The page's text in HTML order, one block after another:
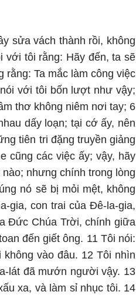
sửa vách thành rồi, không
với tôi rằng: Hãy đến, ta sẽ
rằng: Ta mắc làm công việc
với tôi bốn lượt như vậy;
thơ không niêm nơi tay; 6
dấy loạn; tại cớ ấy, nên
tiên tri đặng truyền giảng
cũng các việc ấy; vậy, hãy
nhưng chính trong lòng
nó sẽ bị mỏi mệt, không
gia, con trai của Đê-la-gia,
Đức Chúa Trời, chính giữa
đến giết ông. 11 Tôi nói:
vào đâu. 12 Tôi nhìn
lát đã mướn người vậy. 13
xa, và làm sỉ nhục tôi. 14